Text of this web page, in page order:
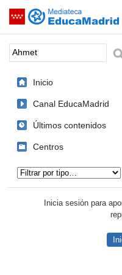
Saltar navegación
Palabra o frase:
Inicio
Canal EducaMadrid
Últimos contenidos
Centros
Inicia sesión para